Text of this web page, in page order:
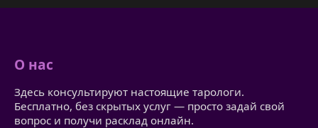
О нас
Здесь консультируют настоящие тарологи.
Бесплатно, без скрытых услуг — просто задай свой
вопрос и получи расклад онлайн.